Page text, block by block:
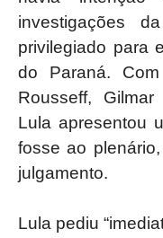
investigações
privilegiado para
do Paraná.
Rousseff,
Lula apresentou
fosse ao
julgamento.
Lula pediu